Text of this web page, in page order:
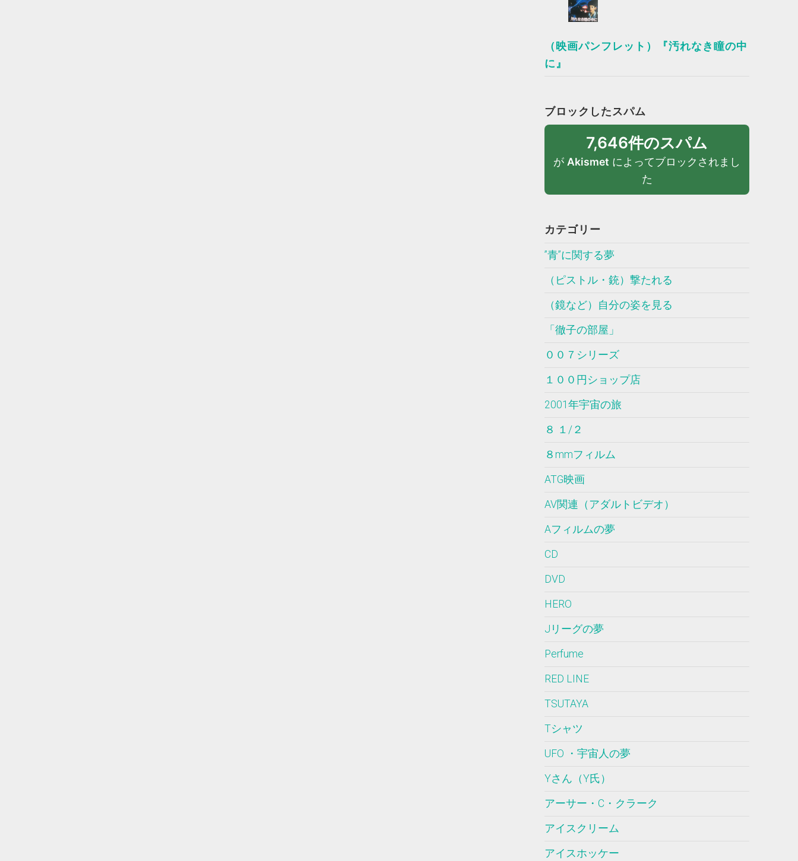
（映画パンフレット）『汚れなき瞳の中
に』
ブロックしたスパム
7,646件のスパム
が Akismet によってブロックされまし
た
カテゴリー
”青”に関する夢
（ピストル・銃）撃たれる
（鏡など）自分の姿を見る
「徹子の部屋」
００７シリーズ
１００円ショップ店
2001年宇宙の旅
８ １/２
８mmフィルム
ATG映画
AV関連（アダルトビデオ）
Aフィルムの夢
CD
DVD
HERO
Jリーグの夢
Perfume
RED LINE
TSUTAYA
Tシャツ
UFO ・宇宙人の夢
Yさん（Y氏）
アーサー・C・クラーク
アイスクリーム
アイスホッケー